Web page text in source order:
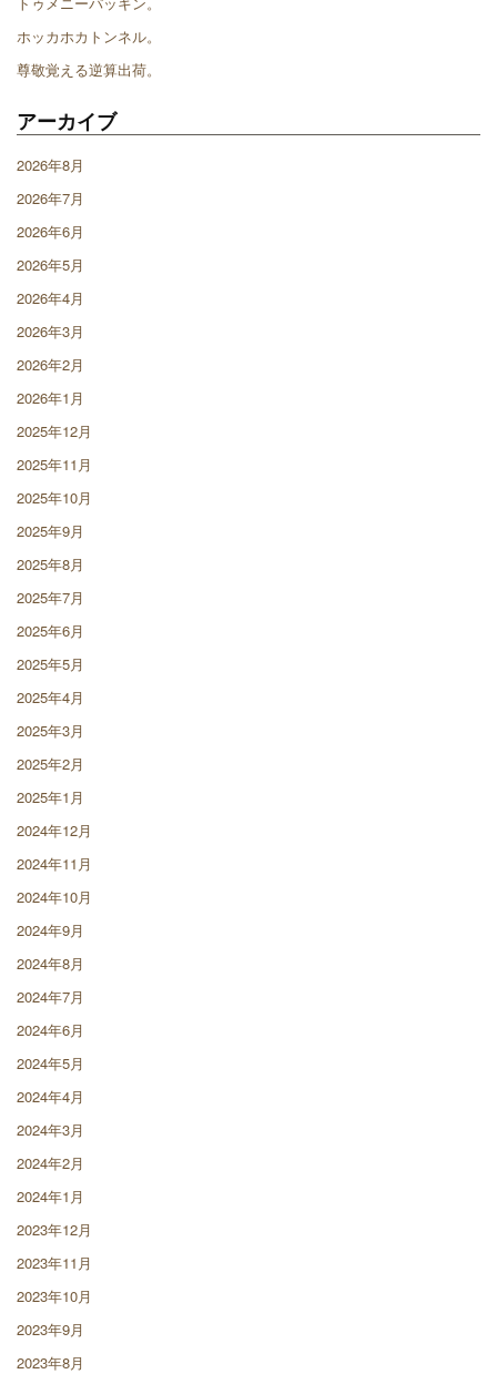
ホッカホカトンネル。
尊敬覚える逆算出荷。
アーカイブ
2026年8月
2026年7月
2026年6月
2026年5月
2026年4月
2026年3月
2026年2月
2026年1月
2025年12月
2025年11月
2025年10月
2025年9月
2025年8月
2025年7月
2025年6月
2025年5月
2025年4月
2025年3月
2025年2月
2025年1月
2024年12月
2024年11月
2024年10月
2024年9月
2024年8月
2024年7月
2024年6月
2024年5月
2024年4月
2024年3月
2024年2月
2024年1月
2023年12月
2023年11月
2023年10月
2023年9月
2023年8月